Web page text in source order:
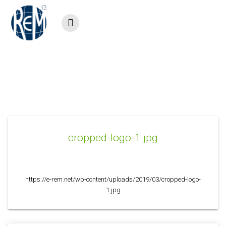
cropped-logo-1.jpg
https://e-rem.net/wp-content/uploads/2019/03/cropped-logo-
1.jpg